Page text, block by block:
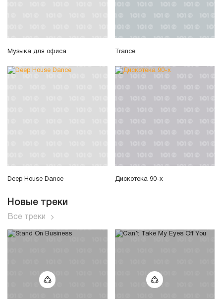
Музыка для офиса Trance
Deep House Dance Дискотека 90-х
Новые треки
Все треки